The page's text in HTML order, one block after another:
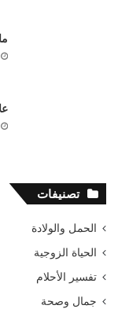
تصنيفات
الحمل والولادة
الحياة الزوجية
تفسير الأحلام
جمال وصحة